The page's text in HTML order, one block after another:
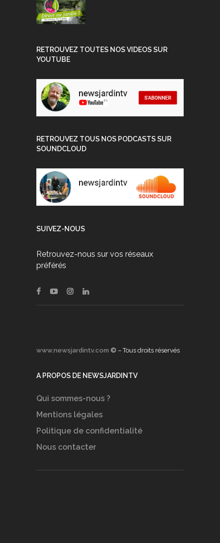
RETROUVEZ TOUTES NOS VIDEOS SUR
YOUTUBE
RETROUVEZ TOUS NOS PODCASTS SUR
SOUNDCLOUD
SUIVEZ-NOUS
Retrouvez-nous sur vos réseaux
préférés
www.newsjardintv.com © – Tous droits réservés
A PROPOS DE NEWSJARDINTV
Qui sommes-nous ?
Mentions légales
Politique de confidentialité
Nous contacter